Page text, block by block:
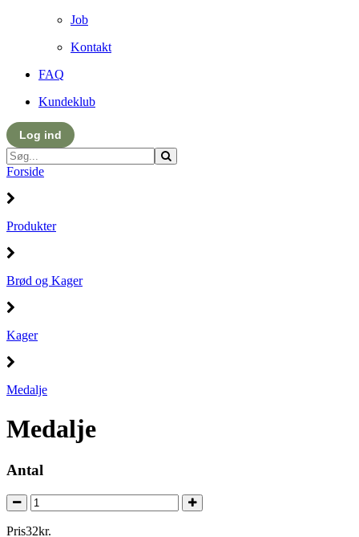
Job
Kontakt
FAQ
Kundeklub
Log ind
Forside
Produkter
Brød og Kager
Kager
Medalje
Medalje
Antal
Pris32kr.